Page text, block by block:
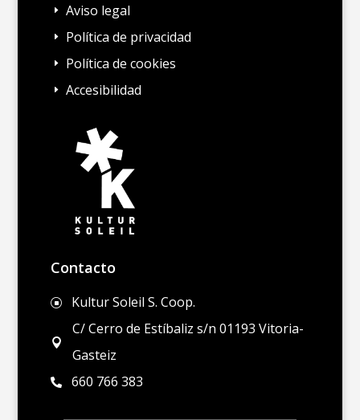
E Aviso legal
E Política de privacidad
E Política de cookies
E Accesibilidad
Contacto
] Kultur Soleil S. Coop.

C/ Cerro de Estíbaliz s/n 01193 Vitoria-
Gasteiz
 660 766 383